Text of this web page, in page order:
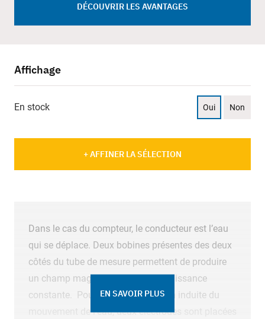
DÉCOUVRIR LES AVANTAGES
Affichage
En stock Oui Non
+ AFFINER LA SÉLECTION
EN SAVOIR PLUS
Dans le cas du compteur, le conducteur est l’eau
qui se déplace. Deux bobines présentes des deux
côtés du tube de mesure permettent de produire
un champ magnétique avec une puissance
constante. Pour mesurer la tension induite du
mouvement de l’eau, deux électrodes sont placées